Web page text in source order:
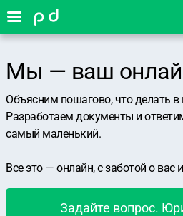
Мы — ваш
Объясним пошагово, что делать в
Разработаем документы и
самый маленький.
Все это — онлайн, с заботой о
Задайте вопрос.